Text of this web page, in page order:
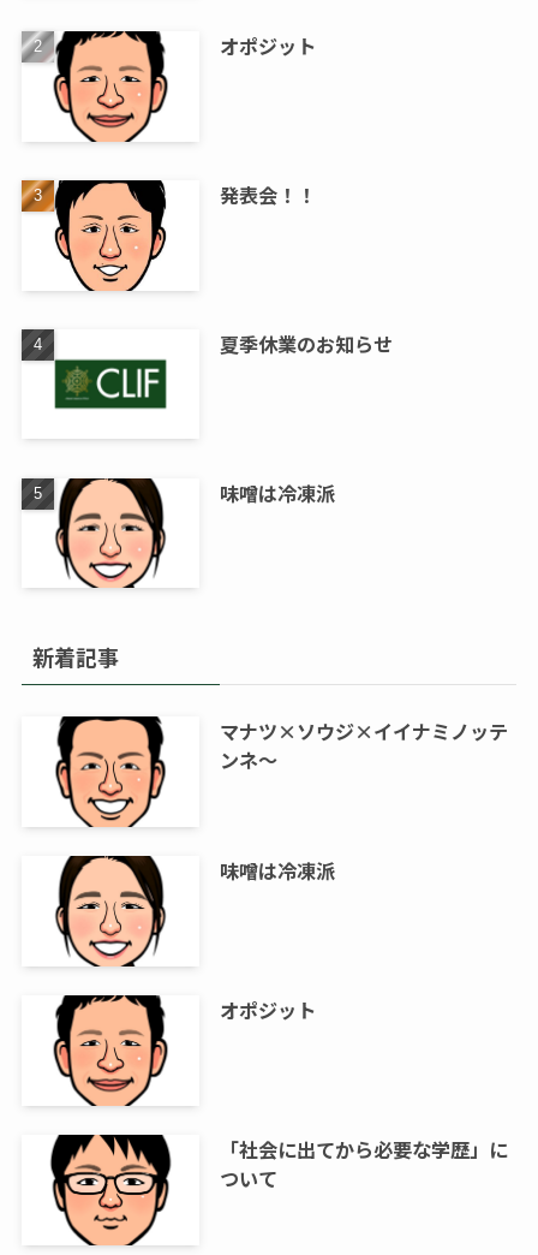
オポジット
発表会！！
夏季休業のお知らせ
味噌は冷凍派
新着記事
マナツ×ソウジ×イイナミノッテ
ンネ～
味噌は冷凍派
オポジット
「社会に出てから必要な学歴」に
ついて